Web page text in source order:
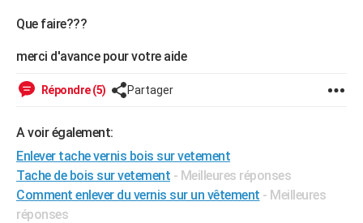
GUIDES D'ACHAT
Carte de Noël
Carte Bonne année
Carte Saint-Valentin
Carte Pâques
Carte d'anniversaire
DICTIONNAIRE
Dictionnaire
Biographies
Citations
Expressions
Proverbes
PROGRAMME TV
Que faire???
merci d'avance pour votre aide
Répondre (5) Partager
A voir également:
Enlever tache vernis bois sur vetement
Tache de bois sur vetement - Meilleures réponses
Comment enlever du vernis sur un vêtement - Meilleures
réponses